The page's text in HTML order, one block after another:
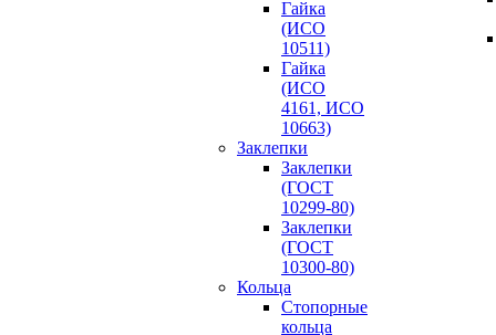
Гайка
(ИСО
10511)
Гайка
(ИСО
4161, ИСО
10663)
Заклепки
Заклепки
(ГОСТ
10299-80)
Заклепки
(ГОСТ
10300-80)
Кольца
Стопорные
кольца